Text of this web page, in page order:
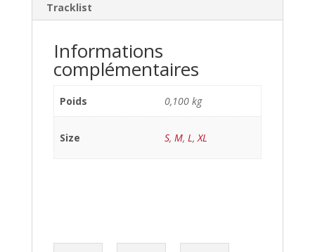
Tracklist
Informations
complémentaires
Poids 0,100 kg
Size S, M, L,XL